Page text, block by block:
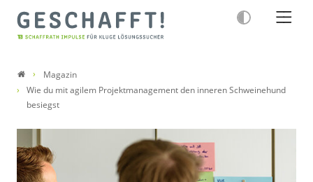
Magazin
Wie du mit agilem Projektmanagement den inneren Schweinehund
besiegst